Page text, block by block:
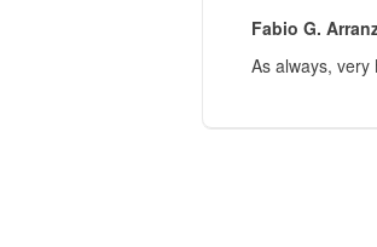
Fabio G.
As always,